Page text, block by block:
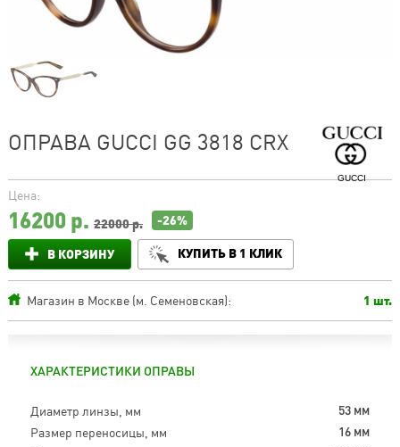
GUCCI
ОПРАВА GUCCI GG 3818 CRX
Цена:
16200р. 22000 р. -26%
В КОРЗИНУ КУПИТЬ В 1 КЛИК
Магазин в Москве (м. Семеновская): 1 шт.
ХАРАКТЕРИСТИКИ ОПРАВЫ
Диаметр линзы, мм 53 мм
Размер переносицы, мм 16 мм